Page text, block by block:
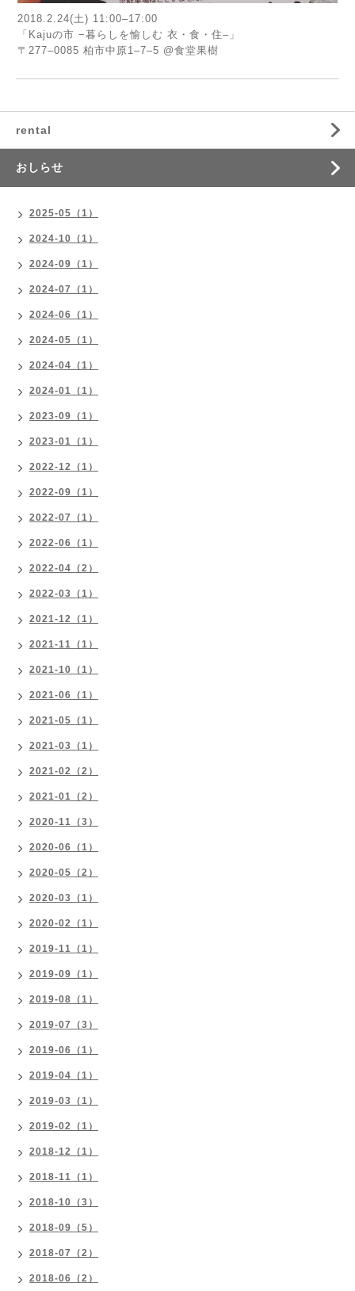
2018.2.24(土) 11:00–17:00
「Kajuの市 −暮らしを愉しむ 衣・食・住–」
〒277–0085 柏市中原1–7–5 @食堂果樹
rental
おしらせ
2025-05（1）
2024-10（1）
2024-09（1）
2024-07（1）
2024-06（1）
2024-05（1）
2024-04（1）
2024-01（1）
2023-09（1）
2023-01（1）
2022-12（1）
2022-09（1）
2022-07（1）
2022-06（1）
2022-04（2）
2022-03（1）
2021-12（1）
2021-11（1）
2021-10（1）
2021-06（1）
2021-05（1）
2021-03（1）
2021-02（2）
2021-01（2）
2020-11（3）
2020-06（1）
2020-05（2）
2020-03（1）
2020-02（1）
2019-11（1）
2019-09（1）
2019-08（1）
2019-07（3）
2019-06（1）
2019-04（1）
2019-03（1）
2019-02（1）
2018-12（1）
2018-11（1）
2018-10（3）
2018-09（5）
2018-07（2）
2018-06（2）